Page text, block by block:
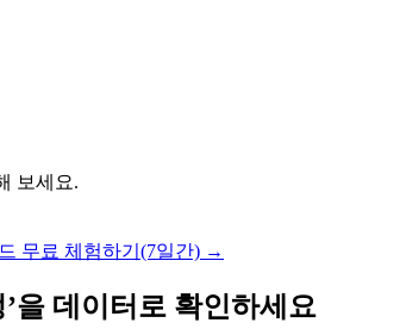
보세요.
무료 체험하기(7일간) →
을 데이터로 확인하세요